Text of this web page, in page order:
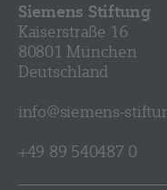
Siemens Stiftung
Kaiserstraße 16
80801 München
Deutschland
info@siemens-
+49 89 540487 0